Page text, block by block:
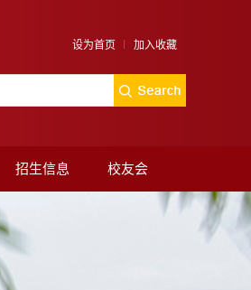
设为首页 加入收藏
招生信息 校友会